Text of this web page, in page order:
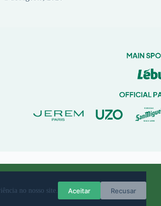
no nosso site. Aceitar Recusar
por